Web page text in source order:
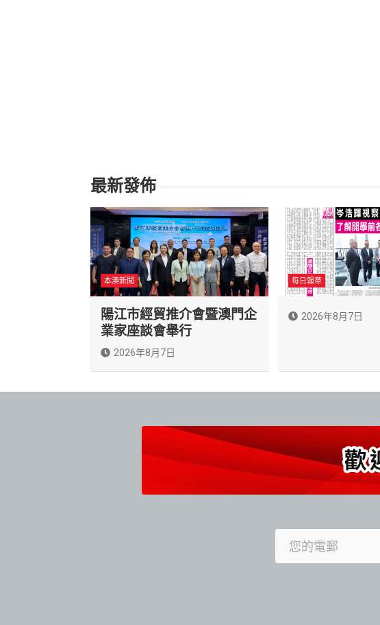
最新發佈
本澳新聞
陽江市經貿推介會暨澳門企
業家座談會舉行
2026年8月7日
每日報章
2026年8月7日